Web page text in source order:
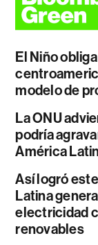
El Niño
modelo de
La ONU
podría
América
Así logró
Latina
electricidad
renovables